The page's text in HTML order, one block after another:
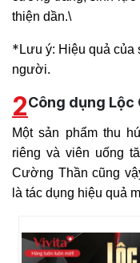
thiện dần.\
* Lưu ý: Hiệu quả của
người.
2Công dụng Lộc
Một sản phẩm thu
riêng và viên uống
Cường Thần cũng
là tác dụng hiệu quả